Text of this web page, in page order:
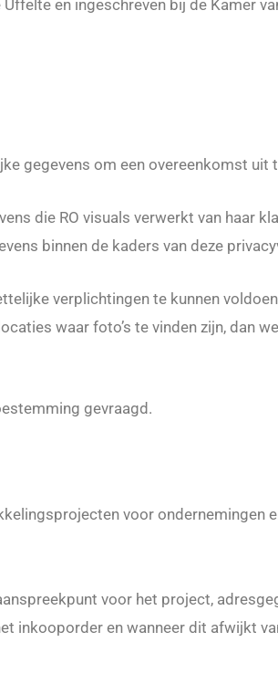
en ingeschreven bij de Kamer
gegevens om een overeenkomst uit
die RO visuals verwerkt van haar
binnen de kaders van deze
verplichtingen te kunnen
waar foto’s te vinden zijn, dan
gevraagd.
voor ondernemingen
voor het project,
inkooporder en wanneer dit afwijkt